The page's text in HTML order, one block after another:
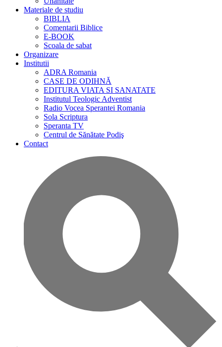
Materiale de studiu
BIBLIA
Comentarii Biblice
E-BOOK
Scoala de sabat
Organizare
Institutii
ADRA Romania
CASE DE ODIHNĂ
EDITURA VIATA SI SANATATE
Institutul Teologic Adventist
Radio Vocea Sperantei Romania
Sola Scriptura
Speranta TV
Centrul de Sănătate Podiş
Contact